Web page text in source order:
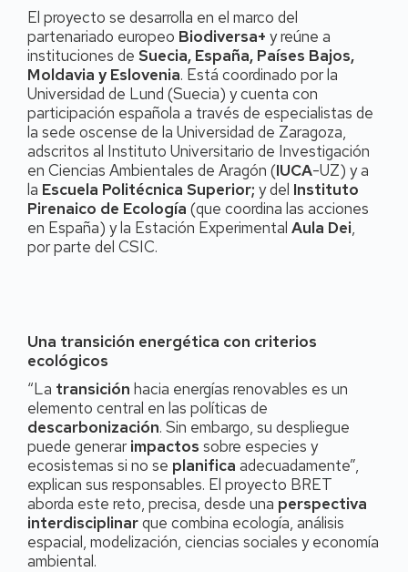
El proyecto se desarrolla en el marco del
partenariado europeo Biodiversa+ y reúne a
instituciones de Suecia, España, Países Bajos,
Moldavia y Eslovenia. Está coordinado por la
Universidad de Lund (Suecia) y cuenta con
participación española a través de especialistas de
la sede oscense de la Universidad de Zaragoza,
adscritos al Instituto Universitario de Investigación
en Ciencias Ambientales de Aragón (IUCA-UZ) y a
la Escuela Politécnica Superior; y del Instituto
Pirenaico de Ecología (que coordina las acciones
en España) y la Estación Experimental Aula Dei,
por parte del CSIC.
Una transición energética con criterios
ecológicos
“La transición hacia energías renovables es un
elemento central en las políticas de
descarbonización. Sin embargo, su despliegue
puede generar impactos sobre especies y
ecosistemas si no se planifica adecuadamente”,
explican sus responsables. El proyecto BRET
aborda este reto, precisa, desde una perspectiva
interdisciplinarque combina ecología, análisis
espacial, modelización, ciencias sociales y economía
ambiental.